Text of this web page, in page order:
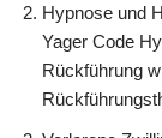
Hypnose und
Yager Code
Rückführung